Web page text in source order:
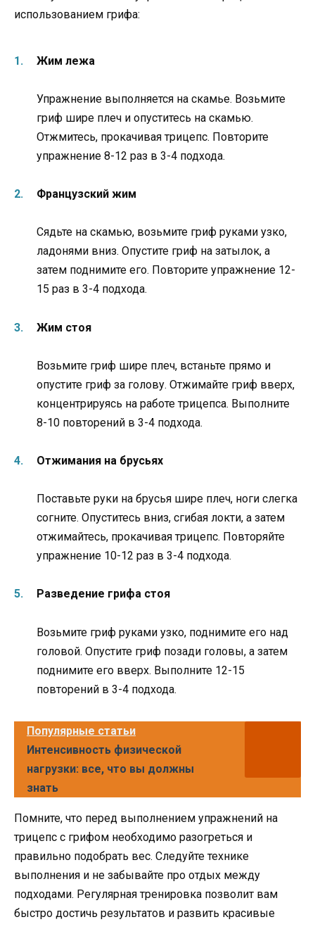
использованием грифа:
Жим лежа
Упражнение выполняется на скамье. Возьмите
гриф шире плеч и опуститесь на скамью.
Отжмитесь, прокачивая трицепс. Повторите
упражнение 8-12 раз в 3-4 подхода.
Французский жим
Сядьте на скамью, возьмите гриф руками узко,
ладонями вниз. Опустите гриф на затылок, а
затем поднимите его. Повторите упражнение 12-
15 раз в 3-4 подхода.
Жим стоя
Возьмите гриф шире плеч, встаньте прямо и
опустите гриф за голову. Отжимайте гриф вверх,
концентрируясь на работе трицепса. Выполните
8-10 повторений в 3-4 подхода.
Отжимания на брусьях
Поставьте руки на брусья шире плеч, ноги слегка
согните. Опуститесь вниз, сгибая локти, а затем
отжимайтесь, прокачивая трицепс. Повторяйте
упражнение 10-12 раз в 3-4 подхода.
Разведение грифа стоя
Возьмите гриф руками узко, поднимите его над
головой. Опустите гриф позади головы, а затем
поднимите его вверх. Выполните 12-15
повторений в 3-4 подхода.
Популярные статьи
Интенсивность физической
нагрузки: все, что вы должны
знать
Помните, что перед выполнением упражнений на
трицепс с грифом необходимо разогреться и
правильно подобрать вес. Следуйте технике
выполнения и не забывайте про отдых между
подходами. Регулярная тренировка позволит вам
быстро достичь результатов и развить красивые